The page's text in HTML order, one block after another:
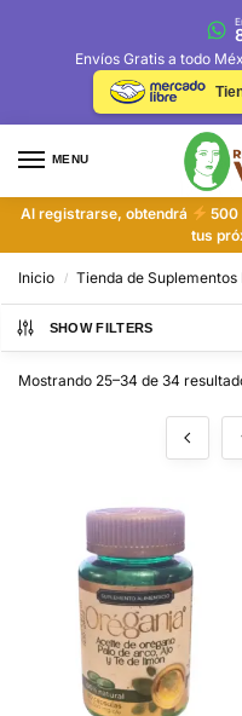
Envíos Gratis a todo
MENU
Al registrarse, obtendrá
500
tus
Inicio / Tienda de Suplementos
SHOW FILTERS
Mostrando 25–34 de 34